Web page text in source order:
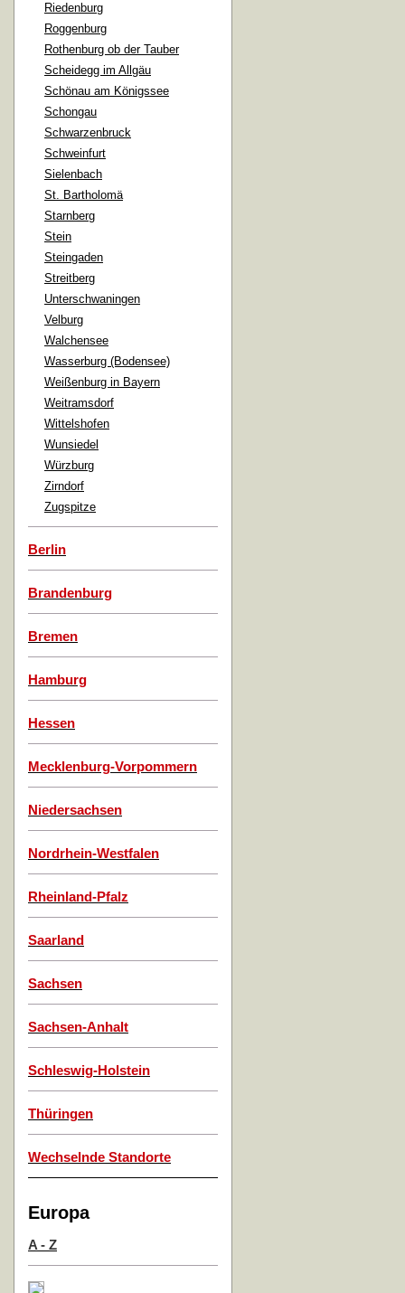
Riedenburg
Roggenburg
Rothenburg ob der Tauber
Scheidegg im Allgäu
Schönau am Königssee
Schongau
Schwarzenbruck
Schweinfurt
Sielenbach
St. Bartholomä
Starnberg
Stein
Steingaden
Streitberg
Unterschwaningen
Velburg
Walchensee
Wasserburg (Bodensee)
Weißenburg in Bayern
Weitramsdorf
Wittelshofen
Wunsiedel
Würzburg
Zirndorf
Zugspitze
Berlin
Brandenburg
Bremen
Hamburg
Hessen
Mecklenburg-Vorpommern
Niedersachsen
Nordrhein-Westfalen
Rheinland-Pfalz
Saarland
Sachsen
Sachsen-Anhalt
Schleswig-Holstein
Thüringen
Wechselnde Standorte
Europa
A - Z